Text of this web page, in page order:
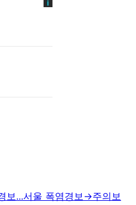
보...서울 폭염경보→주의보